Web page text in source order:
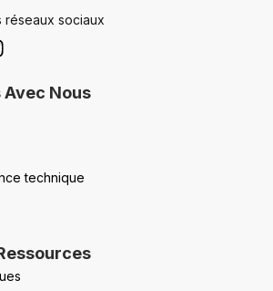
réseaux sociaux
Avec Nous
technique